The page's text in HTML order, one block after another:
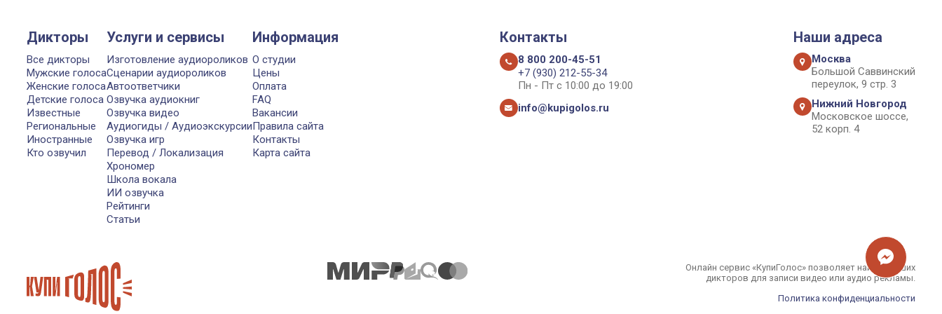
Дикторы
Все дикторы
Мужские голоса
Женские голоса
Детские голоса
Известные
Региональные
Иностранные
Кто озвучил
Услуги и сервисы
Изготовление аудиороликов
Сценарии аудиороликов
Автоответчики
Озвучка аудиокниг
Озвучка видео
Аудиогиды / Аудиоэкскурсии
Озвучка игр
Перевод / Локализация
Хрономер
Школа вокала
ИИ озвучка
Рейтинги
Статьи
Информация
О студии
Цены
Оплата
FAQ
Вакансии
Правила сайта
Контакты
Карта сайта
Контакты
8 800 200-45-51
+7 (930) 212-55-34
Пн - Пт с 10:00 до 19:00
info@kupigolos.ru
Наши адреса
Москва
Большой Саввинский
переулок, 9 стр. 3
Нижний Новгород
Московское шоссе,
52 корп. 4
Онлайн сервис «КупиГолос» позволяет найти лучших
дикторов для записи видео или аудио рекламы.
Политика конфиденциальности